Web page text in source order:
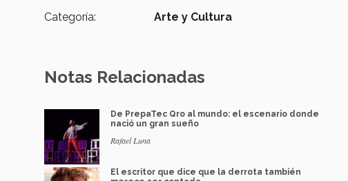
Categoría:
Arte y Cultura
Notas Relacionadas
De PrepaTec Qro al mundo: el escenario donde
nació un gran sueño
Rafael Luna
El escritor que dice que la derrota también